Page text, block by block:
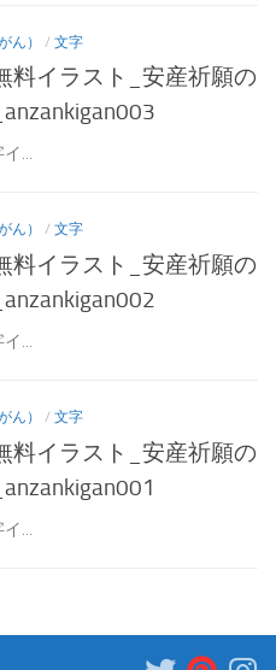
ん） / 文字
料イラスト_安産祈願の
...
ん） / 文字
料イラスト_安産祈願の
...
ん） / 文字
料イラスト_安産祈願の
...